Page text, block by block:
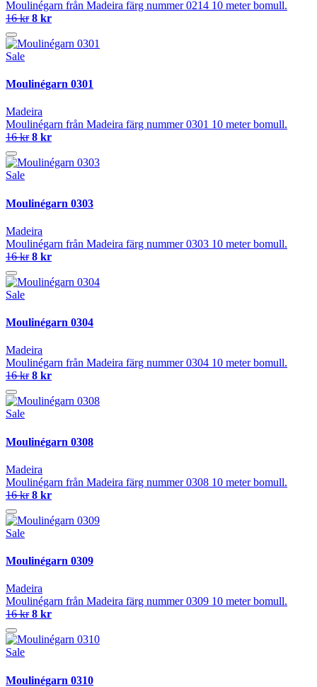
Moulinégarn från Madeira färg nummer 0214 10 meter bomull.
16 kr 8 kr
Sale
Moulinégarn 0301
Madeira
Moulinégarn från Madeira färg nummer 0301 10 meter bomull.
16 kr 8 kr
Sale
Moulinégarn 0303
Madeira
Moulinégarn från Madeira färg nummer 0303 10 meter bomull.
16 kr 8 kr
Sale
Moulinégarn 0304
Madeira
Moulinégarn från Madeira färg nummer 0304 10 meter bomull.
16 kr 8 kr
Sale
Moulinégarn 0308
Madeira
Moulinégarn från Madeira färg nummer 0308 10 meter bomull.
16 kr 8 kr
Sale
Moulinégarn 0309
Madeira
Moulinégarn från Madeira färg nummer 0309 10 meter bomull.
16 kr 8 kr
Sale
Moulinégarn 0310